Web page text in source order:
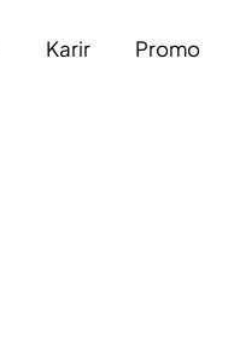
Karir Promo